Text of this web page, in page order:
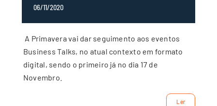
06/11/2020
A Primavera vai dar seguimento aos eventos
Business Talks, no atual contexto em formato
digital, sendo o primeiro já no dia 17 de
Novembro.
Ler